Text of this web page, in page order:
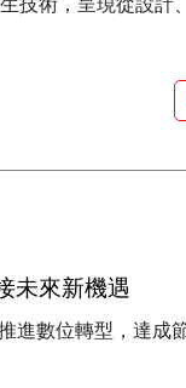
技術，呈現從設計
未來新機遇
進數位轉型，達成